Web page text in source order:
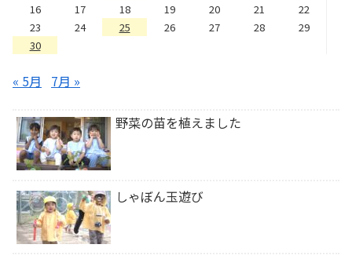
16
17 18 19 20 21
22
23
24 25 26 27 28
29
30
« 5月 7月 »
野菜の苗を植えました
しゃぼん玉遊び